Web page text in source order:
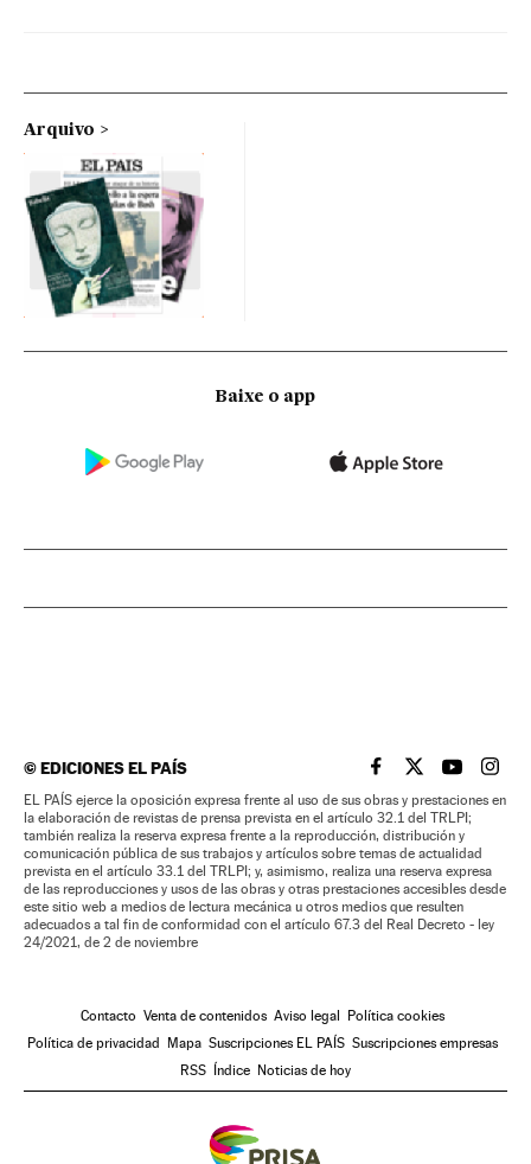
Arquivo
Baixe o app
©EDICIONES EL PAÍS EL PAÍS BRASIL EN
EL PAÍSEL PAÍS
EL
EL PAÍS ejerce la oposición expresa frente al uso de sus obras y prestaciones en
la elaboración de revistas de prensa prevista en el artículo 32.1 del TRLPI;
también realiza la reserva expresa frente a la reproducción, distribución y
comunicación pública de sus trabajos y artículos sobre temas de actualidad
prevista en el artículo 33.1 del TRLPI; y, asimismo, realiza una reserva expresa
de las reproducciones y usos de las obras y otras prestaciones accesibles desde
este sitio web a medios de lectura mecánica u otros medios que resulten
adecuados a tal fin de conformidad con el artículo 67.3 del Real Decreto - ley
24/2021, de 2 de noviembre
Contacto Venta de contenidos Aviso legal
Política cookies
Política de privacidad
Mapa Suscripciones EL PAÍS Suscripciones empresas
RSS
Índice Noticias de hoy